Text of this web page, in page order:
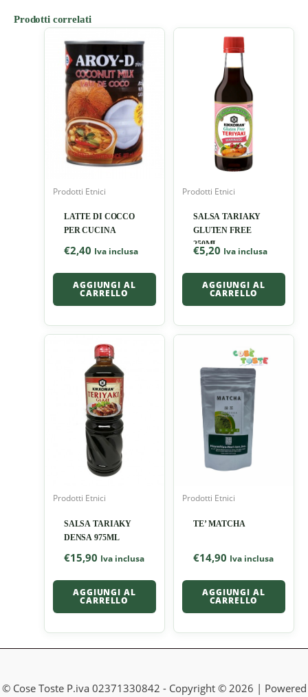
Prodotti correlati
Prodotti Etnici
LATTE DI COCCO
PER CUCINA
€2,40 Iva inclusa
AGGIUNGI AL
CARRELLO
Prodotti Etnici
SALSA TARIAKY
GLUTEN FREE
250ML
€5,20 Iva inclusa
AGGIUNGI AL
CARRELLO
Prodotti Etnici
SALSA TARIAKY
DENSA 975ML
€15,90 Iva inclusa
AGGIUNGI AL
CARRELLO
Prodotti Etnici
TE’ MATCHA
€14,90 Iva inclusa
AGGIUNGI AL
CARRELLO
© Cose Toste P.iva 02371330842 - Copyright © 2026 | Powered